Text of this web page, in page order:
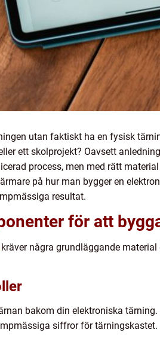
utan faktiskt ha en fysisk
ett skolprojekt? Oavsett
process, men med rätt
på hur man bygger en
resultat.
för att
kräver några grundläggande
bakom din elektroniska
siffror för